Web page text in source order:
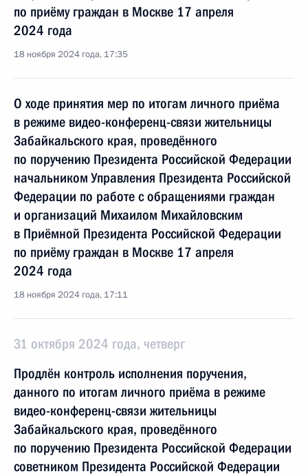
по приёму граждан в Москве 17 апреля
2024 года
18 ноября 2024 года, 17:35
О ходе принятия мер по итогам личного приёма
в режиме видео-конференц-связи жительницы
Забайкальского края, проведённого
по поручению Президента Российской Федерации
начальником Управления Президента Российской
Федерации по работе с обращениями граждан
и организаций Михаилом Михайловским
в Приёмной Президента Российской Федерации
по приёму граждан в Москве 17 апреля
2024 года
18 ноября 2024 года, 17:11
31 октября 2024 года, четверг
Продлён контроль исполнения поручения,
данного по итогам личного приёма в режиме
видео-конференц-связи жительницы
Забайкальского края, проведённого
по поручению Президента Российской Федерации
советником Президента Российской Федерации